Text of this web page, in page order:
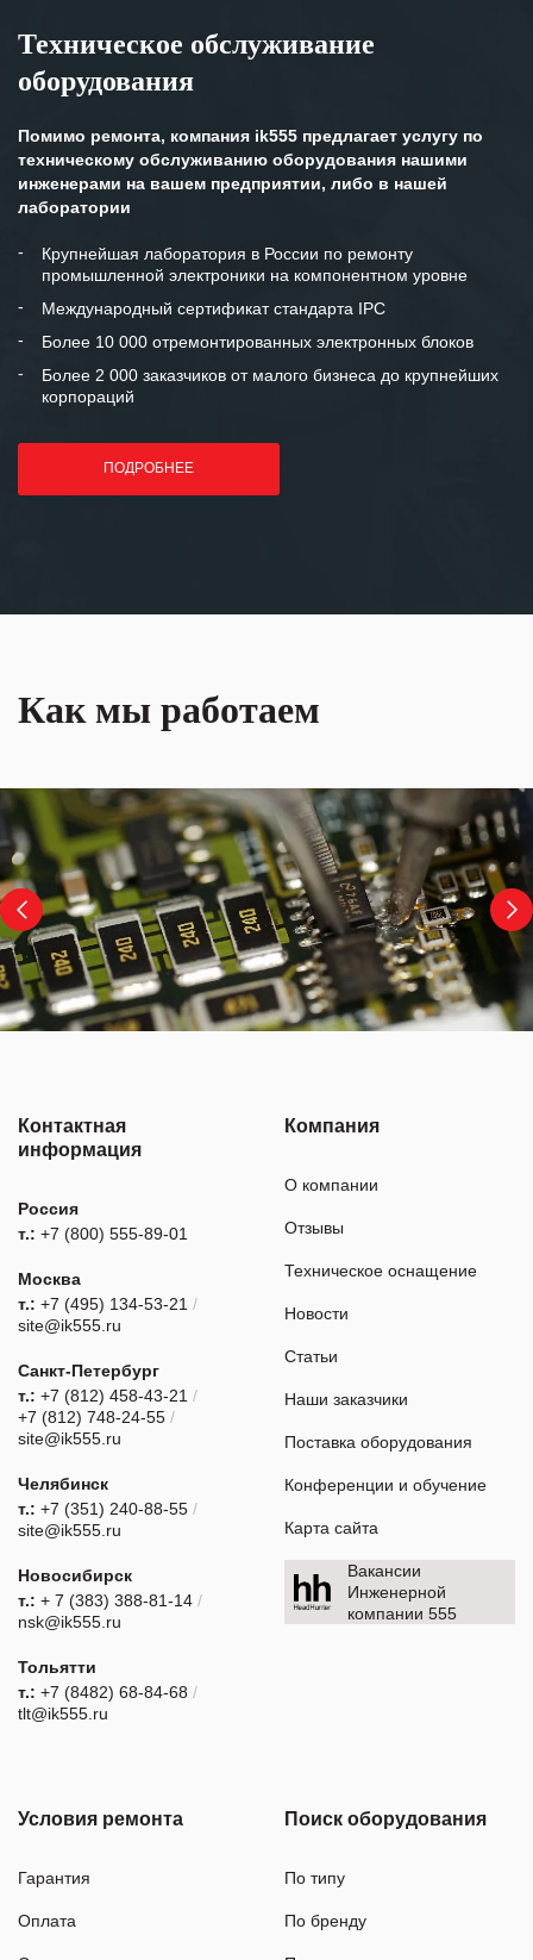
Особенно хочется отметить высокую
клиентоориентированность
готовность помочь в самых сложных
Мы высоко ценим сложившиеся
и доверительные партнерские
отношения и искренне желаем
«Инженерной компании «555» долгих
лет успеха и процветания.
Техническое обслуживание
оборудования
Помимо ремонта, компания ik555 предлагает услугу по
техническому обслуживанию оборудования нашими
инженерами на вашем предприятии, либо в нашей
лаборатории
Крупнейшая лаборатория в России по ремонту
промышленной электроники на компонентном уровне
Международный сертификат стандарта IPC
Более 10 000 отремонтированных электронных блоков
Более 2 000 заказчиков от малого бизнеса до крупнейших
корпораций
ПОДРОБНЕЕ
Как мы работаем
Контактная
информация
Россия
т.: +7 (800) 555-89-01
Москва
т.: +7 (495) 134-53-21 /
site@ik555.ru
Санкт-Петербург
т.: +7 (812) 458-43-21 /
+7 (812) 748-24-55 /
site@ik555.ru
Челябинск
т.: +7 (351) 240-88-55 /
site@ik555.ru
Новосибирск
т.: + 7 (383) 388-81-14 /
nsk@ik555.ru
Тольятти
т.: +7 (8482) 68-84-68 /
tlt@ik555.ru
Компания
О компании
Отзывы
Техническое оснащение
Новости
Статьи
Наши заказчики
Поставка оборудования
Конференции и обучение
Карта сайта
Вакансии
Инженерной
компании 555
Условия ремонта
Гарантия
Оплата
Поиск оборудования
По типу
По бренду